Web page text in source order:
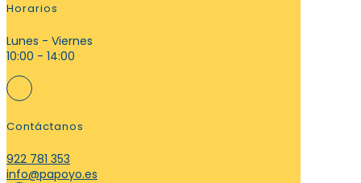
Horarios
Lunes - Viernes
10:00 - 14:00
Contáctanos
922 781 353
info@papoyo.es